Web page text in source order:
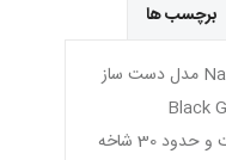
برچسب ها
عود خوشبو کننده ناندیتا NaNDITa مدل دست ساز
وزن خالص هر بسته 50 گرم است و حدود 30 شاخه